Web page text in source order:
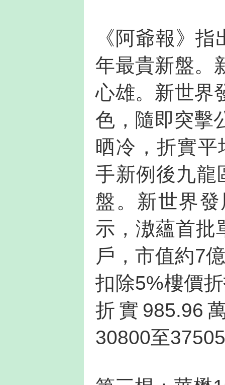
《阿爺報》
年最貴新盤。
心雄。新世界
色，隨即突擊
晒冷，折實
手新例後九龍
盤。新世界
示，滶蘊首批
戶，市值約7
扣除5%樓價
折實985.96
30800至